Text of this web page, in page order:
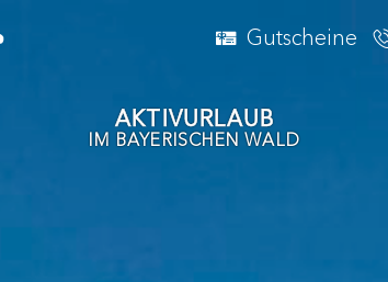
Gutscheine
AKTIVURLAUB
IM BAYERISCHEN WALD